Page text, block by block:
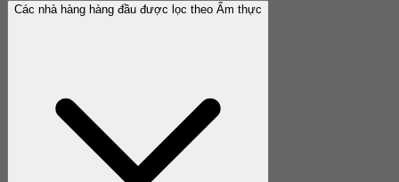
Các nhà hàng hàng đầu được lọc theo Ẩm thực